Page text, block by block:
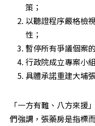
策；
以聽證程序嚴格檢
性；
暫停所有爭議個案
行政院成立專案小
具體承諾重建大埔
「一方有難、八方來援
們強調，張藥房是指標